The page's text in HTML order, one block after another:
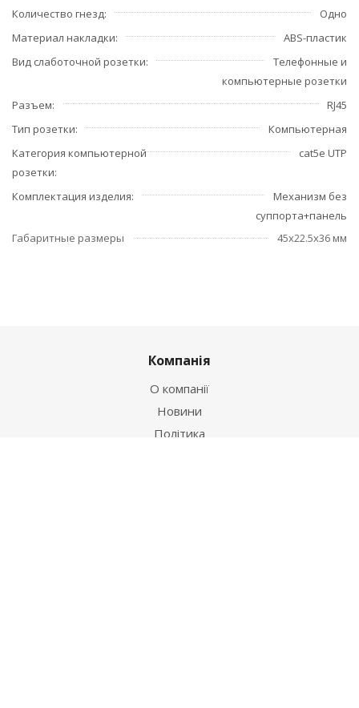
Количество гнезд
Одно
Материал накладки
ABS-пластик
Вид слаботочной розетки
Телефонные и
компьютерные розетки
Разъем
RJ45
Тип розетки
Компьютерная
Категория компьютерной
розетки
cat5e UTP
Комплектация изделия
Механизм без
суппорта+панель
Габаритные размеры
45x22.5x36 мм
Компанія
О компанії
Новини
Політика